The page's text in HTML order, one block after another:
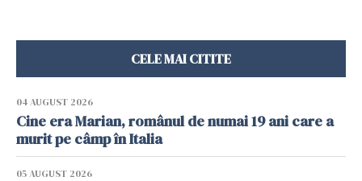
CELE MAI CITITE
04 AUGUST 2026
Cine era Marian, românul de numai 19 ani care a
murit pe câmp în Italia
05 AUGUST 2026